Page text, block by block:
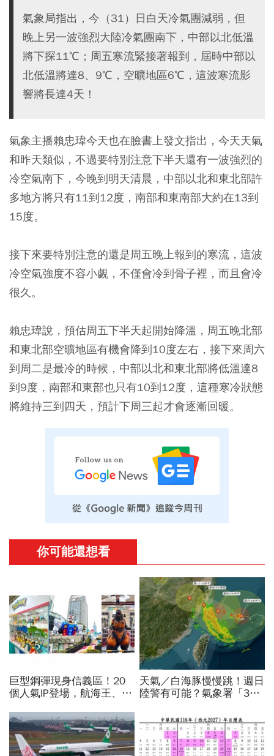
氣象局指出，今（31）日白天冷氣團減弱，但
晚上另一波強烈大陸冷氣團南下，中部以北低溫
將下探11℃；周五寒流緊接著報到，屆時中部以
北低溫將達8、9℃，空曠地區6℃，這波寒流影
響將長達4天！
氣象主播賴忠瑋今天也在臉書上發文指出，今天天氣
和昨天類似，不過要特別注意下半天還有一波強烈的
冷空氣南下，今晚到明天清晨，中部以北和東北部許
多地方將只有11到12度，南部和東南部大約在13到
15度。
接下來要特別注意的還是周五晚上報到的寒流，這波
冷空氣強度不容小覷，不僅會冷到骨子裡，而且會冷
很久。
賴忠瑋說，預估周五下半天起開始降溫，周五晚北部
和東北部空曠地區有機會降到10度左右，接下來周六
到周二是最冷的時候，中部以北和東北部將低溫達8
到9度，南部和東部也只有10到12度，這種寒冷狀態
將維持三到四天，預計下周三起才會逐漸回暖。